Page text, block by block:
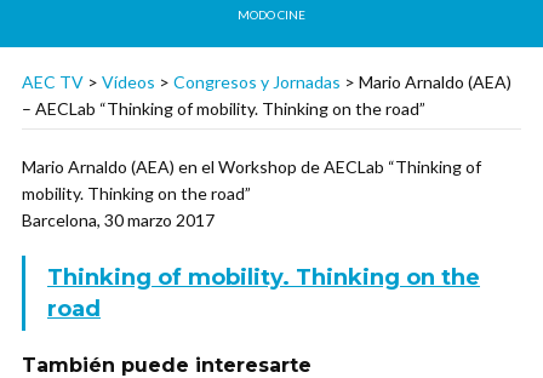
MODO CINE
AEC TV > Vídeos > Congresos y Jornadas > Mario Arnaldo (AEA)
– AECLab “Thinking of mobility. Thinking on the road”
Mario Arnaldo (AEA) en el Workshop de AECLab “Thinking of
mobility. Thinking on the road”
Barcelona, 30 marzo 2017
Thinking of mobility. Thinking on the
road
También puede interesarte